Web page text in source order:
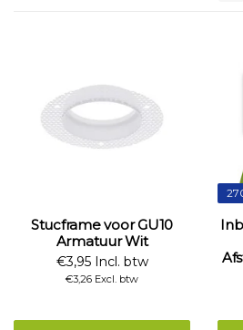
Stucframe voor GU10
Armatuur Wit
€3,95 Incl. btw
€3,26 Excl. btw